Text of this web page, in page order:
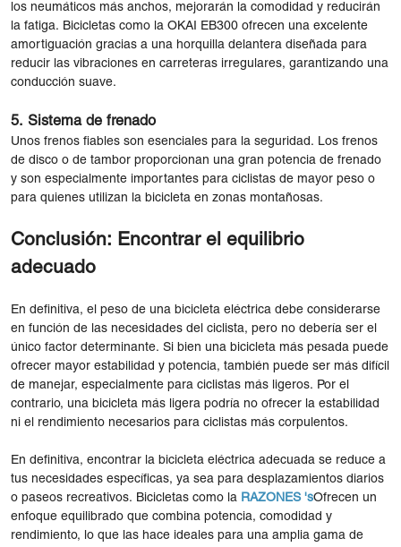
los neumáticos más anchos, mejorarán la comodidad y reducirán
la fatiga. Bicicletas como la OKAI EB300 ofrecen una excelente
amortiguación gracias a una horquilla delantera diseñada para
reducir las vibraciones en carreteras irregulares, garantizando una
conducción suave.
5. Sistema de frenado
Unos frenos fiables son esenciales para la seguridad. Los frenos
de disco o de tambor proporcionan una gran potencia de frenado
y son especialmente importantes para ciclistas de mayor peso o
para quienes utilizan la bicicleta en zonas montañosas.
Conclusión: Encontrar el equilibrio
adecuado
En definitiva, el peso de una bicicleta eléctrica debe considerarse
en función de las necesidades del ciclista, pero no debería ser el
único factor determinante. Si bien una bicicleta más pesada puede
ofrecer mayor estabilidad y potencia, también puede ser más difícil
de manejar, especialmente para ciclistas más ligeros. Por el
contrario, una bicicleta más ligera podría no ofrecer la estabilidad
ni el rendimiento necesarios para ciclistas más corpulentos.
En definitiva, encontrar la bicicleta eléctrica adecuada se reduce a
tus necesidades específicas, ya sea para desplazamientos diarios
o paseos recreativos. Bicicletas como la RAZONES 'sOfrecen un
enfoque equilibrado que combina potencia, comodidad y
rendimiento, lo que las hace ideales para una amplia gama de